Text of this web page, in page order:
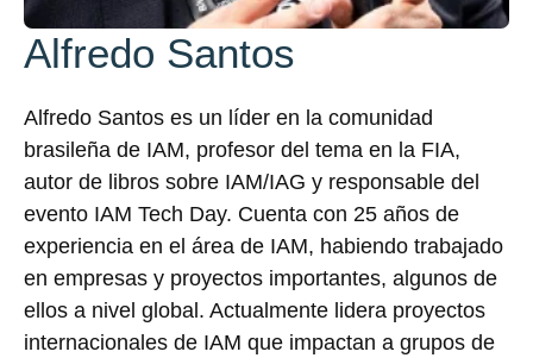
Alfredo Santos
Alfredo Santos es un líder en la comunidad
brasileña de IAM, profesor del tema en la FIA,
autor de libros sobre IAM/IAG y responsable del
evento IAM Tech Day. Cuenta con 25 años de
experiencia en el área de IAM, habiendo trabajado
en empresas y proyectos importantes, algunos de
ellos a nivel global. Actualmente lidera proyectos
internacionales de IAM que impactan a grupos de